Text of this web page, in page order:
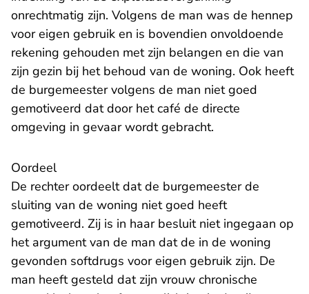
onrechtmatig zijn. Volgens de man was de hennep
voor eigen gebruik en is bovendien onvoldoende
rekening gehouden met zijn belangen en die van
zijn gezin bij het behoud van de woning. Ook heeft
de burgemeester volgens de man niet goed
gemotiveerd dat door het café de directe
omgeving in gevaar wordt gebracht.
Oordeel
De rechter oordeelt dat de burgemeester de
sluiting van de woning niet goed heeft
gemotiveerd. Zij is in haar besluit niet ingegaan op
het argument van de man dat de in de woning
gevonden softdrugs voor eigen gebruik zijn. De
man heeft gesteld dat zijn vrouw chronische